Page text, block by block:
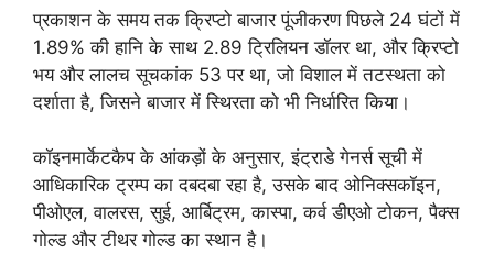
प्रकाशन के समय तक क्रिप्टो बाजार पूंजीकरण पिछले 24 घंटों में
1.89% की हानि के साथ 2.89 ट्रिलियन डॉलर था, और क्रिप्टो
भय और लालच सूचकांक 53 पर था, जो विशाल में तटस्थता को
दर्शाता है, जिसने बाजार में स्थिरता को भी निर्धारित किया।
कॉइनमार्केटकैप के आंकड़ों के अनुसार, इंट्राडे गेनर्स सूची में
आधिकारिक ट्रम्प का दबदबा रहा है, उसके बाद ओनिक्सकॉइन,
पीओएल, वालरस, सुई, आर्बिट्रम, कास्पा, कर्व डीएओ टोकन, पैक्स
गोल्ड और टीथर गोल्ड का स्थान है।